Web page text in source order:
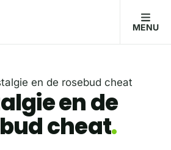
MENU
en de rosebud cheat
en de
cheat